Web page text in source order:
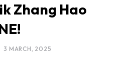
Zhang Hao
3 MARCH, 2025